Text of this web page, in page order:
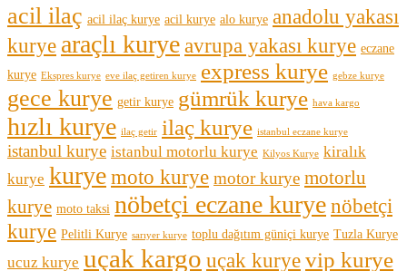
acil ilaç acil ilaç kurye acil kurye alo kurye anadolu yakası
kurye araçlı kuryeavrupa yakası kurye eczane
kurye Ekspres kurye eve ilaç getiren kurye express kurye gebze kurye
gece kurye getir kurye gümrük kurye hava kargo
hızlı kurye ilaç getir ilaç kurye istanbul eczane kurye
istanbul kurye istanbul motorlu kurye Kilyos Kurye kiralık
kurye kuryemoto kurye motor kurye motorlu
kurye moto taksi nöbetçi eczane kuryenöbetçi
kurye Pelitli Kurye sarıyer kurye toplu dağıtım güniçi kurye Tuzla Kurye
ucuz kurye uçak kargo uçak kuryevip kurye